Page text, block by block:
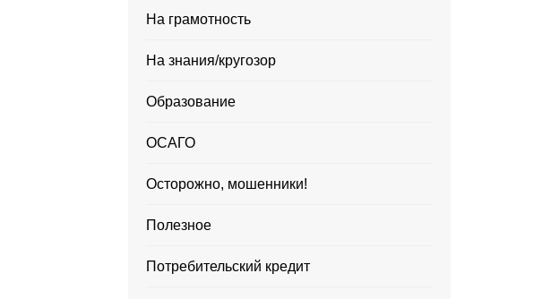
На грамотность
На знания/кругозор
Образование
ОСАГО
Осторожно, мошенники!
Полезное
Потребительский кредит